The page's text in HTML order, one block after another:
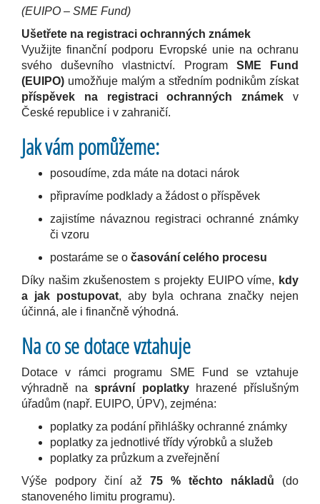
(EUIPO – SME Fund)
Ušetřete na registraci ochranných známek
Využijte finanční podporu Evropské unie na ochranu
svého duševního vlastnictví. Program SME Fund
(EUIPO) umožňuje malým a středním podnikům získat
příspěvek na registraci ochranných známek v
České republice i v zahraničí.
Jak vám pomůžeme:
posoudíme, zda máte na dotaci nárok
připravíme podklady a žádost o příspěvek
zajistíme návaznou registraci ochranné známky
či vzoru
postaráme se o časování celého procesu
Díky našim zkušenostem s projekty EUIPO víme, kdy
a jak postupovat, aby byla ochrana značky nejen
účinná, ale i finančně výhodná.
Na co se dotace vztahuje
Dotace v rámci programu SME Fund se vztahuje
výhradně nasprávní poplatkyhrazené příslušným
úřadům (např. EUIPO, ÚPV), zejména:
poplatky za podání přihlášky ochranné známky
poplatky za jednotlivé třídy výrobků a služeb
poplatky za průzkum a zveřejnění
Výše podpory činí až 75 % těchto nákladů (do
stanoveného limitu programu).